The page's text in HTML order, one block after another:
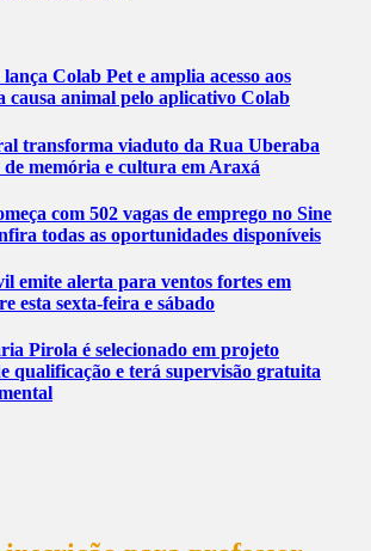
Colab Pet e amplia acesso aos
causa animal pelo aplicativo Colab
transforma viaduto da Rua Uberaba
de memória e cultura em Araxá
com 502 vagas de emprego no Sine
todas as oportunidades disponíveis
emite alerta para ventos fortes em
esta sexta-feira e sábado
Pirola é selecionado em projeto
qualificação e terá supervisão gratuita